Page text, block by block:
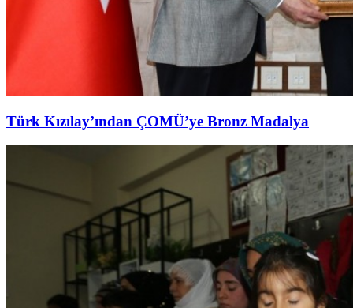
Türk Kızılay’ından ÇOMÜ’ye Bronz Madalya